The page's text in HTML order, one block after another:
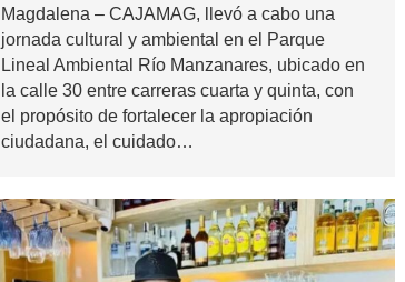
Magdalena – CAJAMAG, llevó a cabo una
jornada cultural y ambiental en el Parque
Lineal Ambiental Río Manzanares, ubicado en
la calle 30 entre carreras cuarta y quinta, con
el propósito de fortalecer la apropiación
ciudadana, el cuidado…